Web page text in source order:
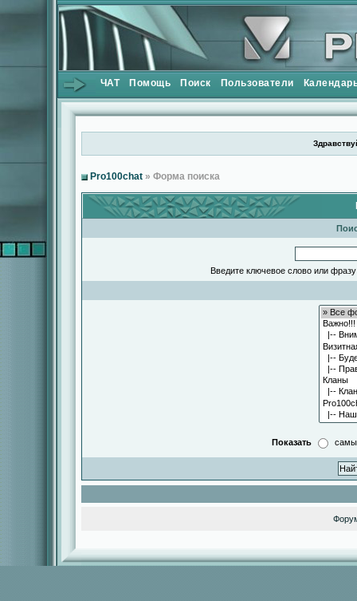
ЧАТ Помощь Поиск Пользователи
Pro100chat » Форма поиска
Введите ключевое слово или
Показать